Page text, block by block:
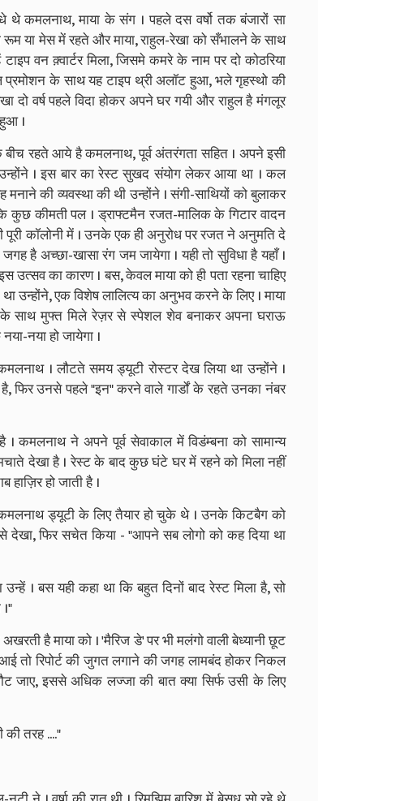
थे कमलनाथ, माया के संग । पहले दस वर्षो तक बंजारों सा
या मेस में रहते और माया, राहुल-रेखा को सँभालने के साथ
वन क़्वार्टर मिला, जिसमे कमरे के नाम पर दो कोठरिया
प्रमोशन के साथ यह टाइप थ्री अलॉट हुआ, भले गृहस्थो की
दो वर्ष पहले विदा होकर अपने घर गयी और राहुल है मंगलूर
।
बीच रहते आये है कमलनाथ, पूर्व अंतरंगता सहित । अपने इसी
। इस बार का रेस्ट सुखद संयोग लेकर आया था । कल
की व्यवस्था की थी उन्होंने । संगी-साथियों को बुलाकर
कुछ कीमती पल । ड्राफ्टमैन रजत-मालिक के गिटार वादन
कॉलोनी में । उनके एक ही अनुरोध पर रजत ने अनुमति दे
है अच्छा-खासा रंग जम जायेगा । यही तो सुविधा है यहाँ ।
का कारण । बस, केवल माया को ही पता रहना चाहिए
एक विशेष लालित्य का अनुभव करने के लिए । माया
साथ मुफ्त मिले रेज़र से स्पेशल शेव बनाकर अपना घराऊ
नया हो जायेगा ।
। लौटते समय ड्यूटी रोस्टर देख लिया था उन्होंने ।
फिर उनसे पहले "इन" करने वाले गार्डों के रहते उनका नंबर
कमलनाथ ने अपने पूर्व सेवाकाल में विडंम्बना को सामान्य
देखा है । रेस्ट के बाद कुछ घंटे घर में रहने को मिला नहीं
हो जाती है ।
ड्यूटी के लिए तैयार हो चुके थे । उनके किटबैग को
फिर सचेत किया - "आपने सब लोगो को कह दिया था
। बस यही कहा था कि बहुत दिनों बाद रेस्ट मिला है, सो
है माया को । 'मैरिज डे' पर भी मलंगो वाली बेध्यानी छूट
तो रिपोर्ट की जुगत लगाने की जगह लामबंद होकर निकल
जाए, इससे अधिक लज्जा की बात क्या सिर्फ उसी के लिए
की तरह ...."